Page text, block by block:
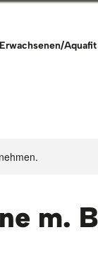
Erwachsenen/Aquafit
m.